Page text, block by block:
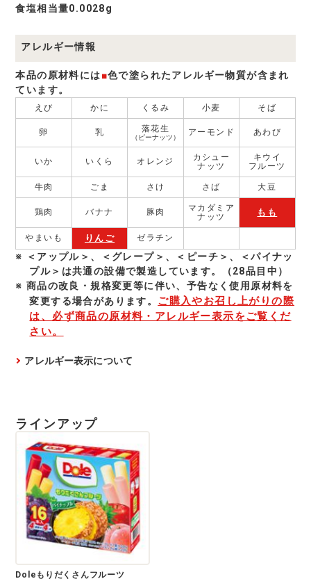
食塩相当量0.0028g
アレルギー情報
本品の原材料には■色で塗られたアレルギー物質が含まれ
ています。
えび かに くるみ 小麦 そば
卵 乳 落花生
（ピーナッツ） アーモンド あわび
いか いくら オレンジ
カシュー
ナッツ
キウイ
フルーツ
牛肉 ごま さけ さば 大豆
鶏肉 バナナ 豚肉
マカダミア
ナッツ
もも
やまいも りんご ゼラチン
＜アップル＞、＜グレープ＞、＜ピーチ＞、＜パイナッ
プル＞は共通の設備で製造しています。（28品目中）
商品の改良・規格変更等に伴い、予告なく使⽤原材料を
変更する場合があります。 ご購入やお召し上がりの際
は、必ず商品の原材料・アレルギー表示をご覧くだ
さい。
アレルギー表示について
ラインアップ
Doleもりだくさんフルーツ